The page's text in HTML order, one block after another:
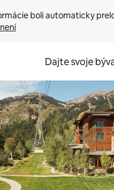
boli automaticky
Dajte svoje